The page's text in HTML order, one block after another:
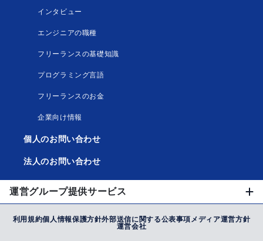
インタビュー
エンジニアの職種
フリーランスの基礎知識
プログラミング言語
フリーランスのお金
企業向け情報
個人のお問い合わせ
法人のお問い合わせ
運営グループ提供サービス
利用規約個人情報保護方針外部送信に関する公表事項メディア運営方針
運営会社